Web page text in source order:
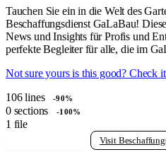
Tauchen Sie ein in die Welt des
Beschaffungsdienst GaLaBau!
News und Insights für Profis und
perfekte Begleiter für alle, die im
Not sure yours is this good? Check
106 lines -90%
0 sections -100%
1 file
Visit